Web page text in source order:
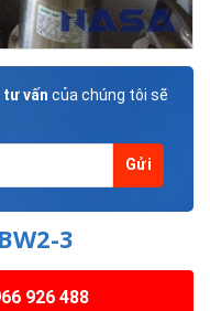
tư vấn của chúng tôi sẽ
3
926 488